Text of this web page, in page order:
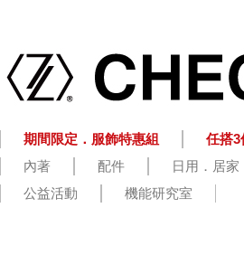
期間限定．服飾特惠組 任搭3
內著
配件 日用．居家
公益活動
機能研究室